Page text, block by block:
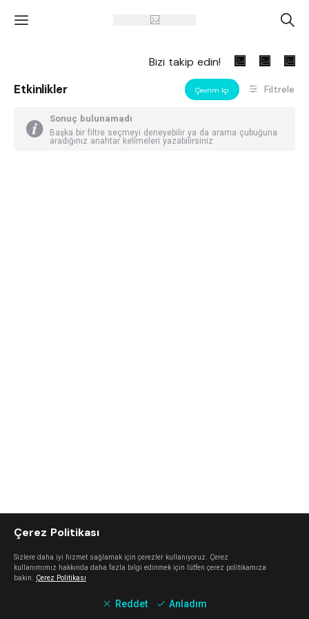
' A
Bizi takip edin!
Etkinlikler Çevrim Içi Filtrele
Sonuç bulunamadı
Başka bir filtre seçmeyi deneyebilir ya da arama çubuğuna
aradığınız anahtar kelimeleri yazabilirsiniz
Çerez Politikası
Sizlere daha iyi hizmet sağlamak için çerezler kullanıyoruz. Çerez
kullanımımız hakkında daha fazla bilgi edinmek için lütfen çerez politikamıza
bakın. Çerez Politikası
Reddet Anladım